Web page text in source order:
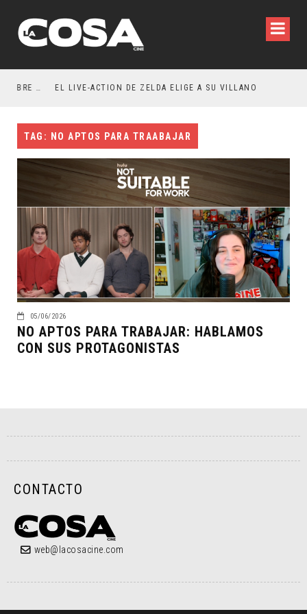
RESEÑA LA INVITACIÓN: OLIVIA WILDE REFLEXIONA SOBRE LA VIDA CONYUGAL EL LIVE-ACTION DE ZELDA ELIGE A SU VILLANO
TAG: NO APTOS PARA TRAABAJAR
05/06/2026
NO APTOS PARA TRABAJAR: HABLAMOS
CON SUS PROTAGONISTAS
CONTACTO
web@lacosacine.com